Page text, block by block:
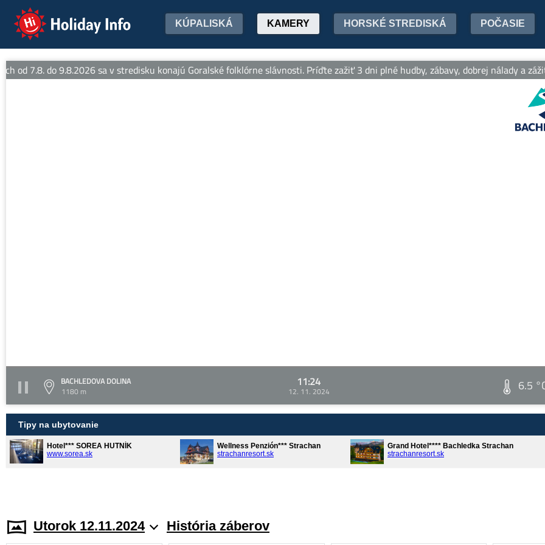
Holiday Info KÚPALISKÁ KAMERY HORSKÉ STREDISKÁ POČASIE
7.8. do 9.8.2026 sa v stredisku konajú Goralské folklórne slávnosti. Príďte zažiť 3 dni plné hudby, zábavy, dobrej nálady a
BACHLEDOVA DOLINA
1180 m
11:24
12. 11. 2024 6.5
Tipy na ubytovanie
Hotel*** SOREA HUTNÍK
www.sorea.sk
Wellness Penzión*** Strachan
strachanresort.sk
Grand Hotel**** Bachledka Strachan
strachanresort.sk
Utorok 12.11.2024 História záberov